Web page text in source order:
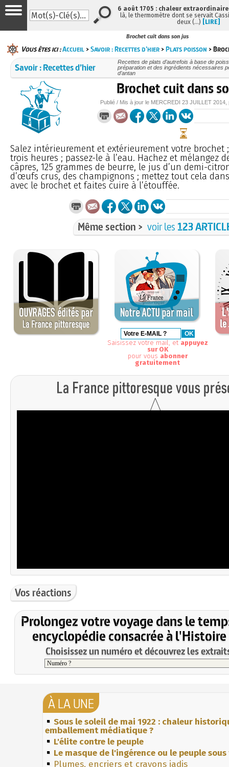
Brochet cuit dans son jus
Vous êtes ici :Accueil >Savoir : Recettes d’hier >Plats poisson >
Savoir : Recettes d’hier
Recettes de plats d’autrefois à base de
préparation et des ingrédients nécessaires
d’antan
Brochet cuit dans
Publié / Mis à jour le MERCREDI 23 JUILLET 2014,
Salez intérieurement et extérieurement votre brochet
trois heures ; passez-le à l’eau. Hachez et mélangez
câpres, 125 grammes de beurre, le jus d’un demi-
d’œufs crus, des champignons ; mettez tout cela
avec le brochet et faites cuire à l’étouffée.
Même section > voir les 123
Saisissez votre mail, et appuyez
sur OK
pour vous abonner
gratuitement
Vos réactions
Prolongez votre voyage dans le
encyclopédie consacrée à l'Histoire
Choisissez un numéro et découvrez les
À LA UNE
Sous le soleil de mai 1922 : chaleur
emballement médiatique ?
L'élite contre le peuple
Le masque de l'ingérence ou le peuple
Plumes, encriers et crayons jadis
6 août 1705 : chaleur
là, le thermomètre dont se servait
deux (…) [LIRE]